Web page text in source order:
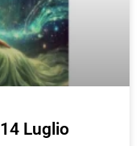
Luglio